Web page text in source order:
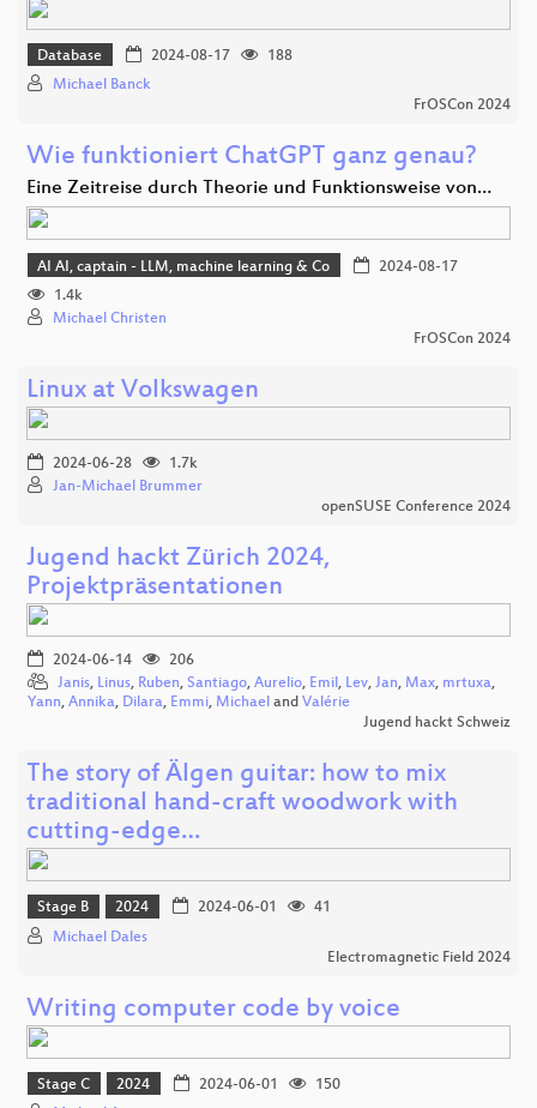
Database 2024-08-17
188
Michael Banck
FrOSCon 2024
Wie funktioniert ChatGPT ganz genau?
Eine Zeitreise durch Theorie und Funktionsweise von…
AI AI, captain - LLM, machine learning & Co
2024-08-17
1.4k
Michael Christen
FrOSCon 2024
Linux at Volkswagen
2024-06-28
1.7k
Jan-Michael Brummer
openSUSE Conference 2024
Jugend hackt Zürich 2024,
Projektpräsentationen
2024-06-14
206
Janis, Linus, Ruben, Santiago, Aurelio, Emil, Lev, Jan, Max, mrtuxa,
Yann, Annika, Dilara, Emmi, Michael and Valérie
Jugend hackt Schweiz
The story of Älgen guitar: how to mix
traditional hand-craft woodwork with
cutting-edge…
Stage B 2024 2024-06-01
41
Michael Dales
Electromagnetic Field 2024
Writing computer code by voice
Stage C 2024 2024-06-01
150